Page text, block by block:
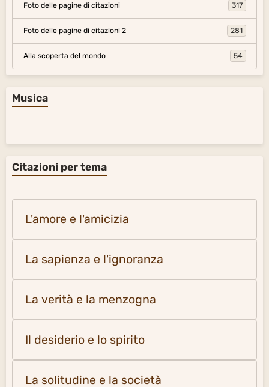
Foto delle pagine di citazioni 317
Foto delle pagine di citazioni 2 281
Alla scoperta del mondo 54
Musica
Citazioni per tema
L'amore e l'amicizia
La sapienza e l'ignoranza
La verità e la menzogna
Il desiderio e lo spirito
La solitudine e la società